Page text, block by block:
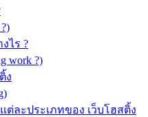
ไร ?
work ?)
ง
ต่ละประเภทของ เว็บโฮสติ้ง